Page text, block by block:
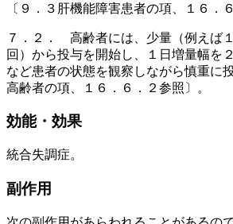
〔９．３肝機能障害患者の項、１６．
７．２． 高齢者には、少量（例えば
回）から投与を開始し、１日増量幅を
など患者の状態を観察しながら慎重に
高齢者の項、１６．６．２参照〕。
効能・効果
統合失調症。
副作用